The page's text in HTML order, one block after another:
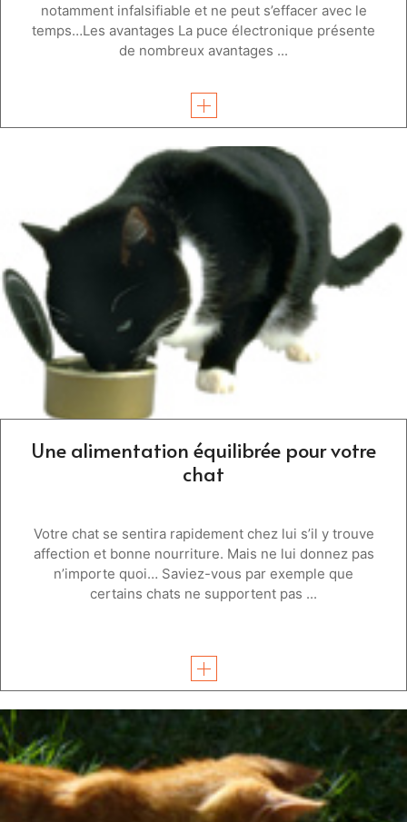
notamment infalsifiable et ne peut s’effacer avec le
temps…Les avantages La puce électronique présente
de nombreux avantages ...
Une alimentation équilibrée pour votre
chat
Votre chat se sentira rapidement chez lui s’il y trouve
affection et bonne nourriture. Mais ne lui donnez pas
n’importe quoi… Saviez-vous par exemple que
certains chats ne supportent pas ...